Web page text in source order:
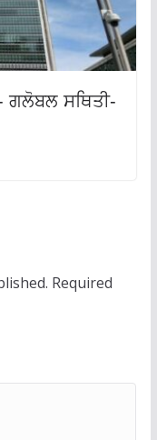
ਗਲੋਬਲ ਸਥਿਤੀ-
Required